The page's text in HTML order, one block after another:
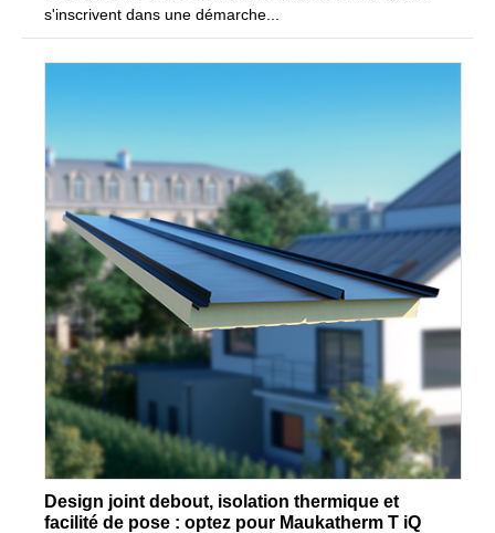
s'inscrivent dans une démarche...
Design joint debout, isolation thermique et
facilité de pose : optez pour Maukatherm T iQ